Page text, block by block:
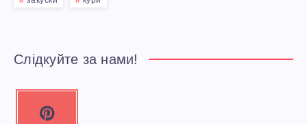
Слідкуйте за нами!